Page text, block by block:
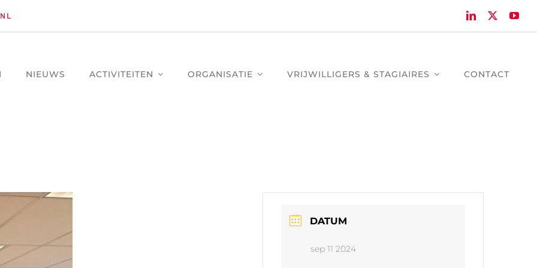
NIEUWS ACTIVITEITEN ORGANISATIE VRIJWILLIGERS & STAGIAIRES CONTACT
DATUM
sep 11 2024